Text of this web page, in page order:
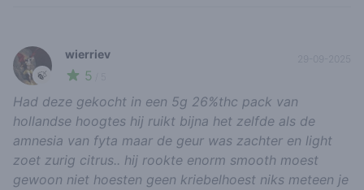
🍃
wierriev
5
Had deze gekocht in een 5g 26%thc pack van
hollandse hoogtes hij ruikt bijna het zelfde als de
amnesia van fyta maar de geur was zachter en light
zoet zurig citrus.. hij rookte enorm smooth moest
gewoon niet hoesten geen kriebelhoest niks meteen je